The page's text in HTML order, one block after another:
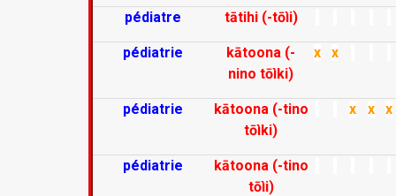
pédiatre tātihi (-tōìi)
pédiatrie
kātoona (-
nino tōìki)
x x
pédiatrie
kātoona (-tino
tōìki)
x x x
pédiatrie
kātoona (-tino
tōìi)